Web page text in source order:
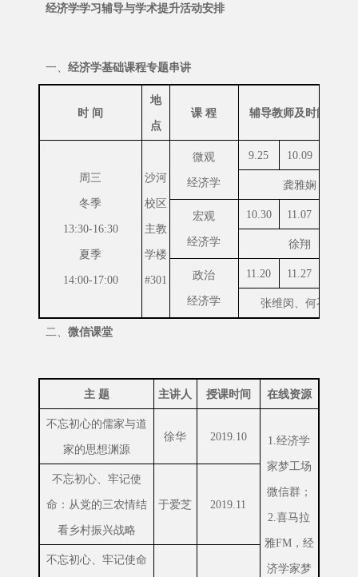
经济学学习辅导与学术提升活动安排
一、 经济学基础课程专题串讲
时 间
地
点
课 程 辅导教师及时间安排
周三
冬季
13:30-16:30
夏季
14:00-17:00
沙河
校区
主教
学楼
#301
微观
经济学
9.25 10.09
龚雅娴
宏观
经济学
10.30 11.07
徐翔
政治
经济学
11.20 11.27
张维闵、何召鹏
二、 微信课堂
主 题 主讲人 授课时间 在线资源
不忘初心的儒家与道
家的思想渊源
徐华 2019.10
1.经济学
家梦工场
微信群；
2.喜马拉
雅FM，经
济学家梦
不忘初心、牢记使
命：从党的三农情结
看乡村振兴战略
于爱芝 2019.11
不忘初心、牢记使命